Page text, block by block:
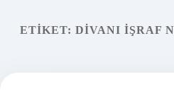
Yasal Uyarı
ETIKET: DIVANI IŞRAF